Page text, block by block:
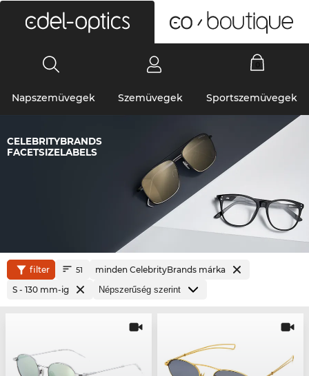
Napszemüvegek Szemüvegek Sportszemüvegek
CELEBRITYBRANDS
FACETSIZELABELS
filter 51
minden CelebrityBrands márka
S - 130 mm-ig